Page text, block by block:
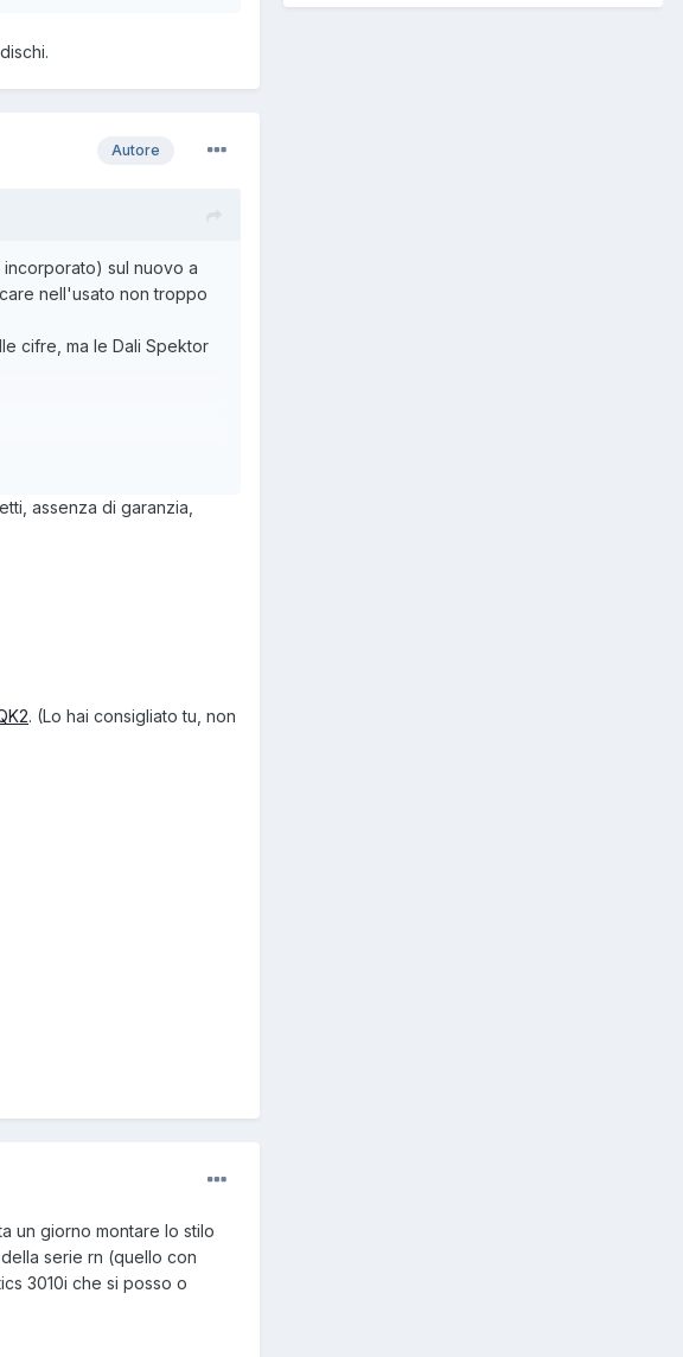
Autore
sul nuovo a
nell'usato non troppo
cifre, ma le Dali Spektor
attivi unendo il
assenza di garanzia,
. (Lo hai consigliato tu, non
un giorno montare lo stilo
serie rn (quello con
3010i che si posso o